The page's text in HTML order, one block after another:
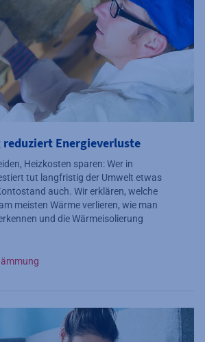
reduziert Energieverluste
Heizkosten sparen: Wer in
tut langfristig der Umwelt etwas
auch. Wir erklären, welche
meisten Wärme verlieren, wie man
und die Wärmeisolierung